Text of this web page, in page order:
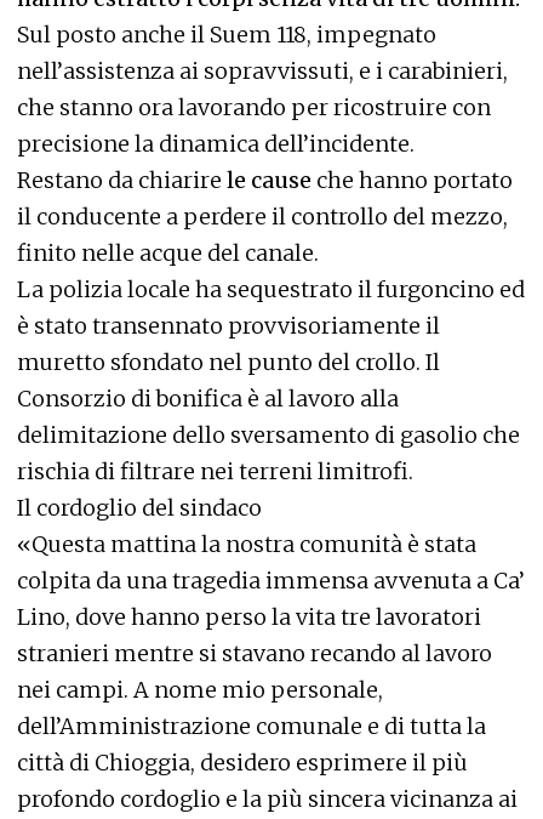
Sul posto anche il Suem 118, impegnato
nell’assistenza ai sopravvissuti, e i carabinieri,
che stanno ora lavorando per ricostruire con
precisione la dinamica dell’incidente.
Restano da chiarire le cause che hanno portato
il conducente a perdere il controllo del mezzo,
finito nelle acque del canale.
La polizia locale ha sequestrato il furgoncino ed
è stato transennato provvisoriamente il
muretto sfondato nel punto del crollo. Il
Consorzio di bonifica è al lavoro alla
delimitazione dello sversamento di gasolio che
rischia di filtrare nei terreni limitrofi.
Il cordoglio del sindaco
«Questa mattina la nostra comunità è stata
colpita da una tragedia immensa avvenuta a Ca’
Lino, dove hanno perso la vita tre lavoratori
stranieri mentre si stavano recando al lavoro
nei campi. A nome mio personale,
dell’Amministrazione comunale e di tutta la
città di Chioggia, desidero esprimere il più
profondo cordoglio e la più sincera vicinanza ai